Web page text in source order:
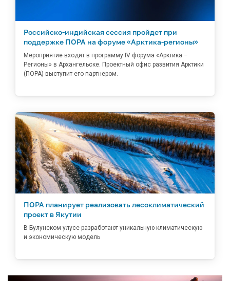
Российско-индийская сессия пройдет при
поддержке ПОРА на форуме «Арктика-регионы»
Мероприятие входит в программу IV форума «Арктика –
Регионы» в Архангельске. Проектный офис развития Арктики
(ПОРА) выступит его партнером.
ПОРА планирует реализовать лесоклиматический
проект в Якутии
В Булунском улусе разработают уникальную климатическую
и экономическую модель